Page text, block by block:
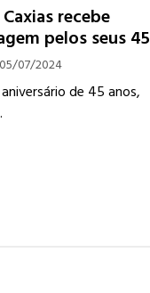
recebe
pelos seus 45
05/07/2024
de 45 anos,